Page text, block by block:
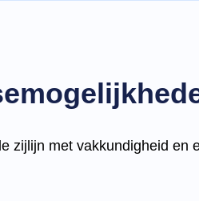
zijlijn met vakkundigheid en